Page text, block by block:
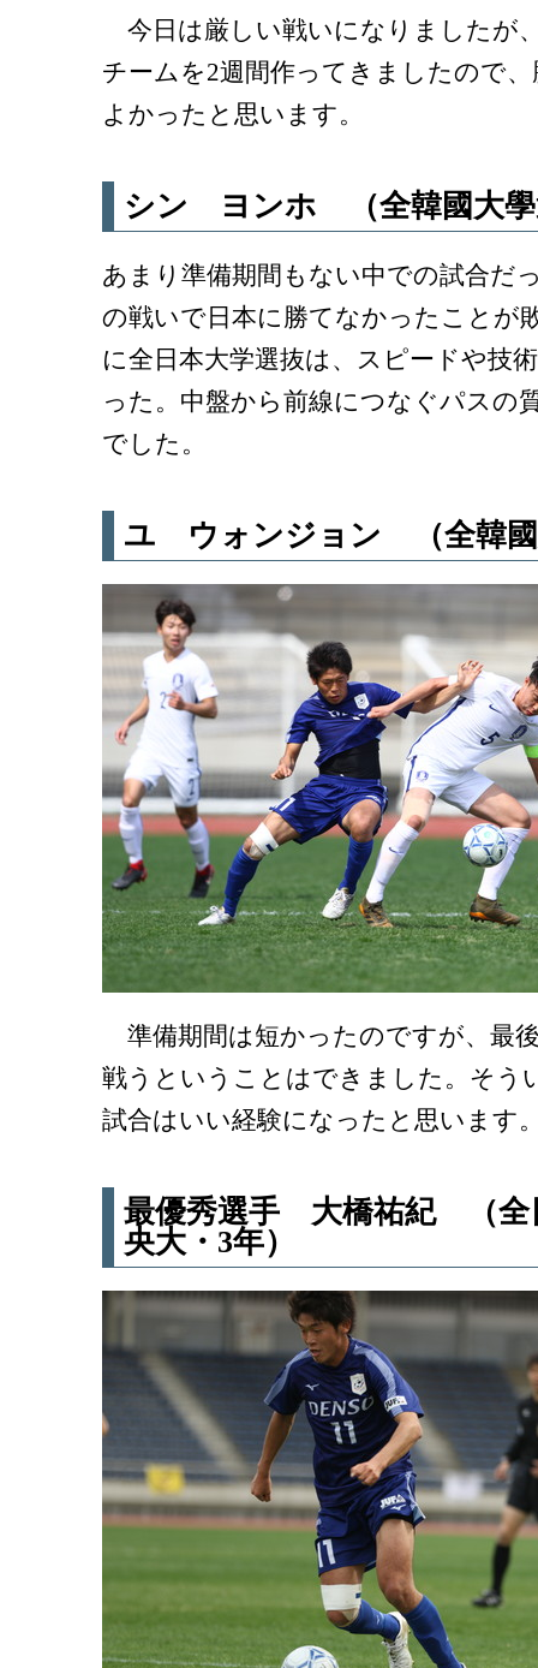
今日は厳しい戦いになりましたが
チームを2週間作ってきましたので
よかったと思います。
シン ヨンホ （全韓國大
あまり準備期間もない中での試合だ
の戦いで日本に勝てなかったことが
に全日本大学選抜は、スピードや技
った。中盤から前線につなぐパスの
でした。
ユ ウォンジョン （全韓
準備期間は短かったのですが、最
戦うということはできました。そう
試合はいい経験になったと思います
最優秀選手 大橋祐紀 （全
央大・3年）